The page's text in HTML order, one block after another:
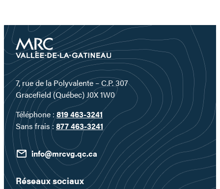
7, rue de la Polyvalente – C.P. 307
Gracefield (Québec) J0X 1W0
Téléphone :819 463-3241
Sans frais : 877 463-3241
info@mrcvg.qc.ca
Réseaux sociaux